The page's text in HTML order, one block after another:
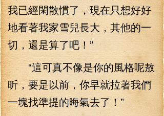
我已經閑散慣了，現在只想好好
地看著我家雪兒長大，其他的一
切，還是算了吧！”
“這可真不像是你的風格呢敖
昕，要是以前，你早就拉著我們
一塊找準提的晦氣去了！”